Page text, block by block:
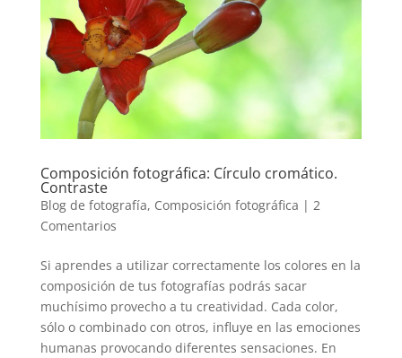
Composición fotográfica: Círculo cromático.
Contraste
Blog de fotografía, Composición fotográfica | 2
Comentarios
Si aprendes a utilizar correctamente los colores en la
composición de tus fotografías podrás sacar
muchísimo provecho a tu creatividad. Cada color,
sólo o combinado con otros, influye en las emociones
humanas provocando diferentes sensaciones. En